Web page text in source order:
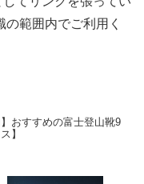
範囲内でご利用く
】おすすめの富士登山靴9
】